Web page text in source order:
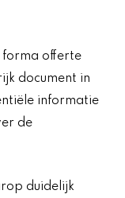
forma offerte
document in
informatie
de
duidelijk